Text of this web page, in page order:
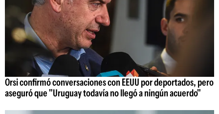
Orsi confirmó conversaciones con EEUU por deportados, pero
aseguró que "Uruguay todavía no llegó a ningún acuerdo"